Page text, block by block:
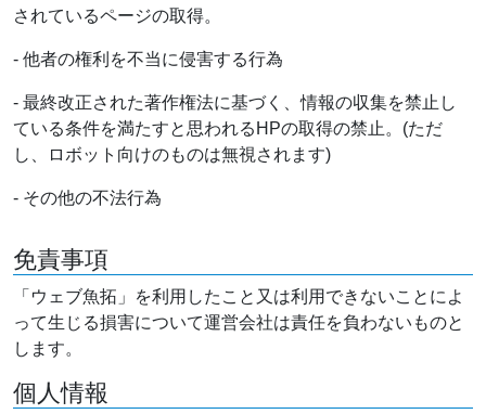
されているページの取得。
- 他者の権利を不当に侵害する行為
- 最終改正された著作権法に基づく、情報の収集を禁止し
ている条件を満たすと思われるHPの取得の禁止。(ただ
し、ロボット向けのものは無視されます)
- その他の不法行為
免責事項
「ウェブ魚拓」を利用したこと又は利用できないことによ
って生じる損害について運営会社は責任を負わないものと
します。
個人情報